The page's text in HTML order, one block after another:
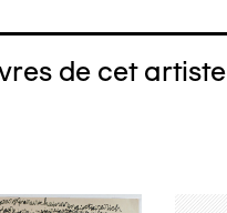
de cet artiste